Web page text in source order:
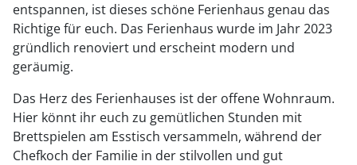
entspannen, ist dieses schöne Ferienhaus genau das
Richtige für euch. Das Ferienhaus wurde im Jahr 2023
gründlich renoviert und erscheint modern und
geräumig.
Das Herz des Ferienhauses ist der offene Wohnraum.
Hier könnt ihr euch zu gemütlichen Stunden mit
Brettspielen am Esstisch versammeln, während der
Chefkoch der Familie in der stilvollen und gut